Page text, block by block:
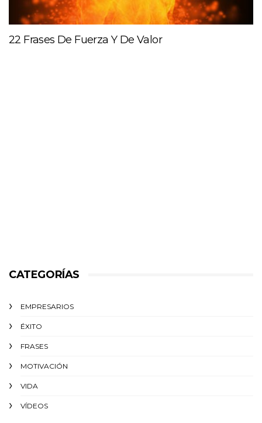
22 Frases De Fuerza Y De Valor
CATEGORÍAS
EMPRESARIOS
ÉXITO‬
FRASES
MOTIVACIÓN
VIDA
VÍDEOS